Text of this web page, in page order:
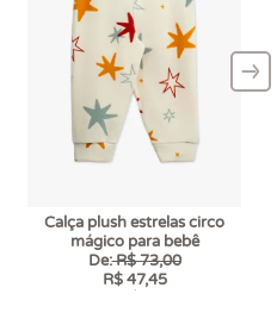
Calça plush estrelas circo
mágico para bebê
De:R$ 73,00
R$ 47,45
–
›